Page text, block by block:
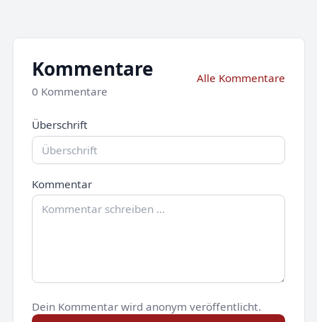
Kommentare
0 Kommentare
Alle Kommentare
Überschrift
Kommentar
Dein Kommentar wird anonym veröffentlicht.